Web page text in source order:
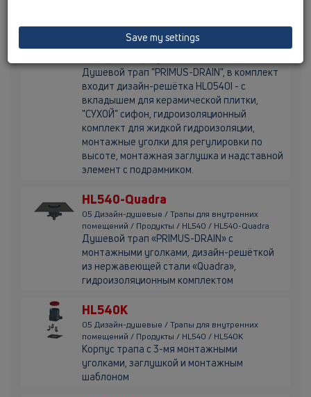
05 Дизайн-душевые / Трапы для внутренних
Душевой трап "PRIMUS-DRAIN", в комплект
входит дизайн-решётка HL0540I - с
вкладышем для керамической плитки,
"СУХОЙ" сифон, гидроизоляционный
комплект для жидкой гидроизоляции,
монтажные уголки для регулировки по
высоте, монтажная заглушка и надставной
элемент с подрамником.
HL540-Quadra
05 Дизайн-душевые / Трапы для внутренних
помещений / Продукты / HL540 / HL540-Quadra
Душевой трап «PRIMUS-DRAIN» с
монтажными уголками, дизайн-решёткой
из нержавеющей стали «Quadra»,
гидроизоляционным комплектом
HL540K
05 Дизайн-душевые / Трапы для внутренних
помещений / Продукты / HL540 / HL540K
Корпус трапа с 3-мя монтажными
уголками, заглушкой и монтажным
шаблоном
Save my settings